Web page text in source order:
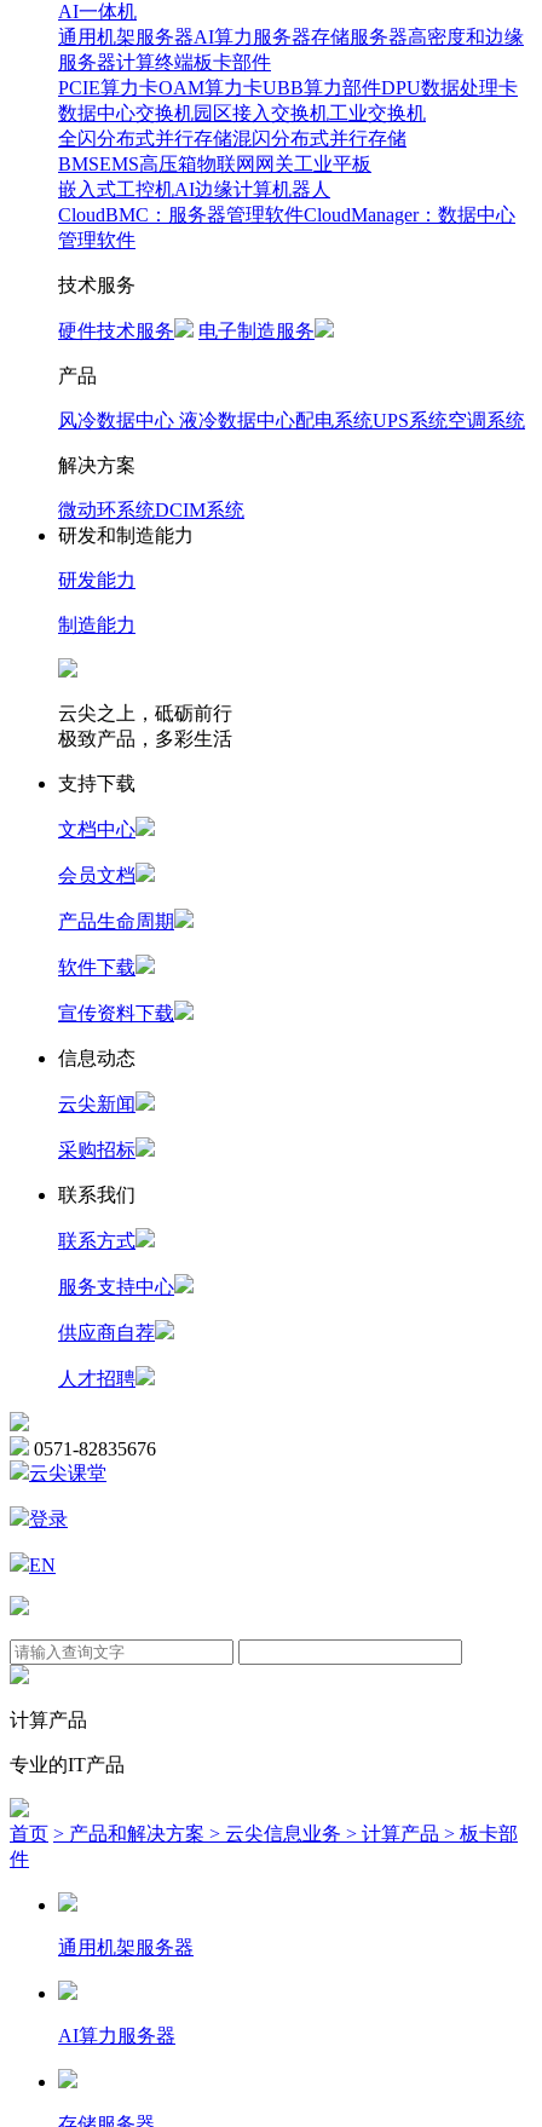
AI一体机
通用机架服务器AI算力服务器存储服务器高密度和边缘
服务器计算终端板卡部件
PCIE算力卡OAM算力卡UBB算力部件DPU数据处理卡
数据中心交换机园区接入交换机工业交换机
全闪分布式并行存储混闪分布式并行存储
BMSEMS高压箱物联网网关工业平板
嵌入式工控机AI边缘计算机器人
CloudBMC：服务器管理软件CloudManager：数据中心
管理软件
技术服务
硬件技术服务 电子制造服务
产品
风冷数据中心 液冷数据中心配电系统UPS系统空调系统
解决方案
微动环系统DCIM系统
研发和制造能力
研发能力
制造能力
云尖之上，砥砺前行
极致产品，多彩生活
支持下载
文档中心
会员文档
产品生命周期
软件下载
宣传资料下载
信息动态
云尖新闻
采购招标
联系我们
联系方式
服务支持中心
供应商自荐
人才招聘
0571-82835676
云尖课堂
登录
EN
计算产品
专业的IT产品
首页 > 产品和解决方案 > 云尖信息业务 > 计算产品 > 板卡部
件
通用机架服务器
AI算力服务器